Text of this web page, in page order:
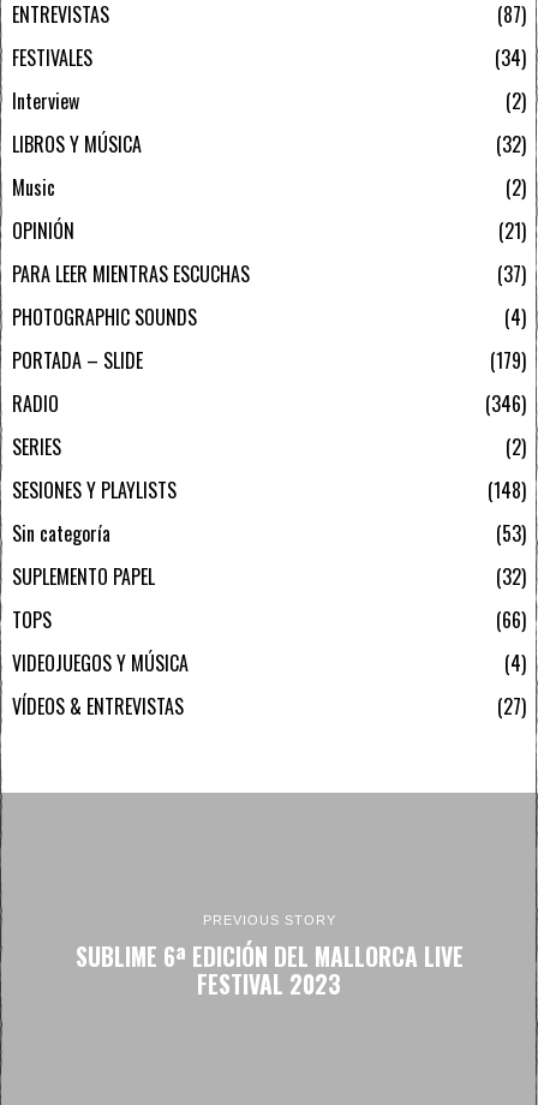
ENTREVISTAS
87
FESTIVALES
34
Interview
2
LIBROS Y MÚSICA
32
Music
2
OPINIÓN
21
PARA LEER MIENTRAS ESCUCHAS
37
PHOTOGRAPHIC SOUNDS
4
PORTADA – SLIDE
179
RADIO
346
SERIES
2
SESIONES Y PLAYLISTS
148
Sin categoría
53
SUPLEMENTO PAPEL
32
TOPS
66
VIDEOJUEGOS Y MÚSICA
4
VÍDEOS & ENTREVISTAS
27
PREVIOUS STORY
SUBLIME 6ª EDICIÓN DEL MALLORCA LIVE
FESTIVAL 2023